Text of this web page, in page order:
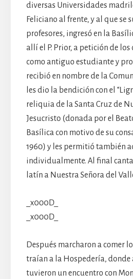
diversas Universidades
Feliciano al frente, y al que se
profesores, ingresó en la
allí el P. Prior, a petición de
como antiguo estudiante y
recibió en nombre de la
les dio la bendición con el
reliquia de la Santa Cruz de
Jesucristo (donada por el
Basílica con motivo de su
1960) y les permitió también
individualmente. Al final
latín a Nuestra Señora del
_x000D_
_x000D_
Después marcharon a comer
traían a la Hospedería, donde
tuvieron un encuentro con